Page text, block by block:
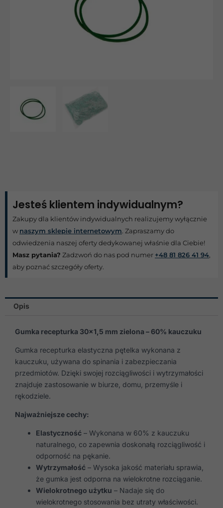
Jesteś klientem indywidualnym?
Zakupy dla klientów indywidualnych realizujemy wyłącznie
w naszym sklepie internetowym. Zapraszamy do
odwiedzenia naszej oferty dedykowanej właśnie dla Ciebie!
Masz pytania? Zadzwoń do nas pod numer +48 81 826 41 94,
aby poznać szczegóły oferty.
Opis
Gumka recepturka 30×1,5 mm zielona – 60% kauczuku
Gumka recepturka elastyczna pętelka wykonana z
kauczuku, używana do spinania i zabezpieczania
przedmiotów. Dzięki swojej rozciągliwości i wytrzymałości
znajduje zastosowanie w biurze, domu, przemyśle i
rękodziele.
Najważniejsze cechy:
Elastyczność – Wykonana w 60% z kauczuku
naturalnego, co zapewnia doskonałą rozciągliwość i
odporność na pękanie.
Wytrzymałość – Wysoka jakość materiału sprawia,
że gumka jest odporna na wielokrotne rozciąganie.
Wielokrotnego użytku – Nadaje się do
wielokrotnego stosowania bez utraty właściwości.